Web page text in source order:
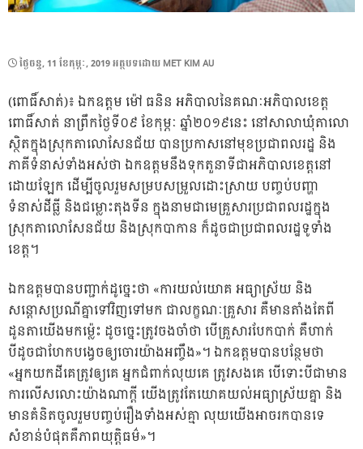
POSTED
ថ្ងៃ​ចន្ទ, 11 ខែ​កុម្ភៈ, 2019អត្ថបទដោយ MET KIM AU
(ពោធិ៍សាត់)៖ ឯកឧត្តម ម៉ៅ ធនិន អភិបាលនៃគណៈអភិបាលខេត្ត
ពោធិ៍សាត់ នាព្រឹកថ្ងៃទី០៩ ខែកុម្ភៈ ឆ្នាំ២០១៩នេះ នៅសាលាឃុំតាលោ
ស្ថិតក្នុងស្រុកតាលោសែនជ័យ បានប្រកាសនៅមុខប្រជាពលរដ្ឋ និង
ភាគីទំនាស់ទាំងអស់ថា ឯកឧត្តមនឹងទុកតួនាទីជាអភិបាលខេត្តនៅ
ដោយឡែក ដើម្បីចូលរួមសម្របសម្រួលដោះស្រាយ បញ្ចប់បញ្ហា
ទំនាស់ដីធ្លី និងជម្លោះតុងទីន ក្នុងនាមជាមេគ្រួសារប្រជាពលរដ្ឋក្នុង
ស្រុកតាលោសែនជ័យ និងស្រុកបាកាន ក៏ដូចជាប្រជាពលរដ្ឋទូទាំង
ខេត្ត។
ឯកឧត្តមបានបញ្ជាក់ដូច្នេះថា «ការយល់យោគ អធ្យាស្រ័យ និង
សន្តោសប្រណីគ្នាទៅវិញទៅមក ជាលក្ខណៈគ្រួសារ គឺមានតាំងតែពី
ដូនតាយើងមកម៉្លេះ ដូចច្នេះត្រូវចងចាំថា បើគ្រួសារបែកបាក់ គឺហាក់
បីដូចជាហែកបង្វេចឲ្យចោរយ៉ាងអញ្ចឹង»។ ឯកឧត្តមបានបន្ថែមថា
«អ្នកយកដីគេត្រូវឲ្យគេ អ្នកជំពាក់លុយគេ ត្រូវសងគេ បើទោះបីជាមាន
ការលើសលោះយ៉ាងណាក្តី យើងត្រូវតែយោគយល់អធ្យាស្រ័យគ្នា និង
មានគំនិតចូលរួមបញ្ចប់រឿងទាំងអស់គ្មា លុយយើងអាចរកបានទេ
សំខាន់បំផុតគឺភាពយុត្តិធម៌»។